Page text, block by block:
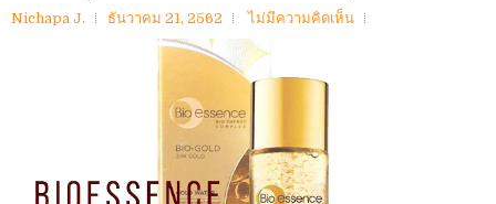
Nichapa J. ธันวาคม 21, 2562 ไม่มีความคิดเห็น